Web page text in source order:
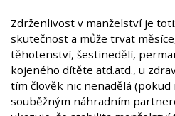
Zdrženlivost v manželství je
skutečnost a může trvat
těhotenství, šestinedělí,
kojeného dítěte atd.atd., u
tím člověk nic nenadělá (pokud
souběžným náhradním